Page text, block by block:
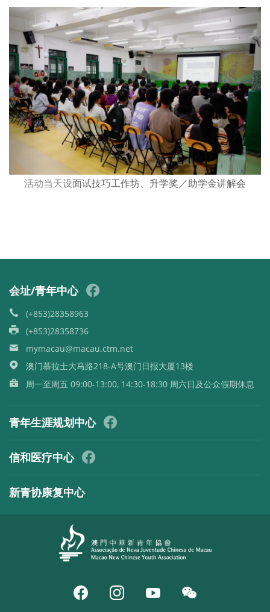
活动当天设面试技巧工作坊、升学奖／助学金讲解会
会址/青年中心
(+853)28358963
(+853)28358736
mymacau@macau.ctm.net
澳门慕拉士大马路218-A号澳门日报大厦13楼
周一至周五 09:00-13:00, 14:30-18:30 周六日及公众假期休息
青年生涯规划中心
信和医疗中心
新青协康复中心